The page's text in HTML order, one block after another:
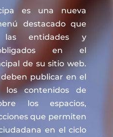
es una nueva
destacado que
entidades y
en el
de su sitio web.
publicar en el
los contenidos de
los espacios,
que permiten
en el ciclo